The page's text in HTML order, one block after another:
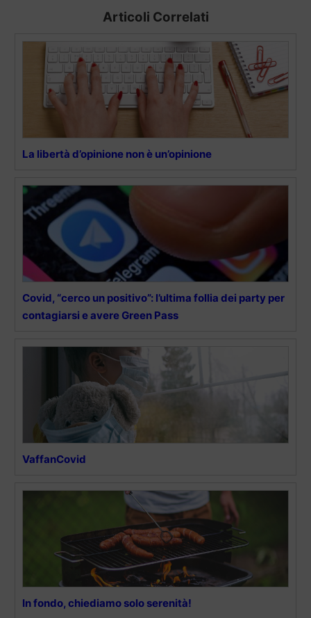
Articoli Correlati
La libertà d’opinione non è un’opinione
Covid, “cerco un positivo”: l’ultima follia dei party per
contagiarsi e avere Green Pass
VaffanCovid
In fondo, chiediamo solo serenità!